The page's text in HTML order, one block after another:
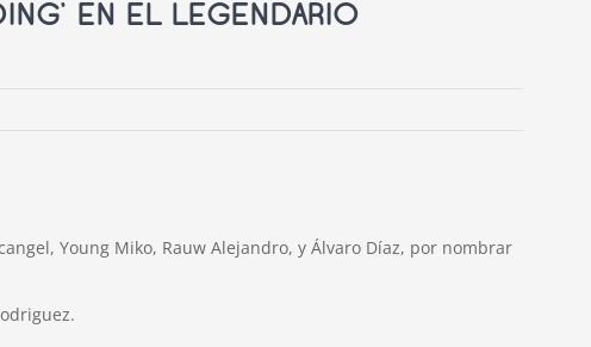
EN EL LEGENDARIO
Young Miko, Rauw Alejandro, y Álvaro Díaz, por nombrar